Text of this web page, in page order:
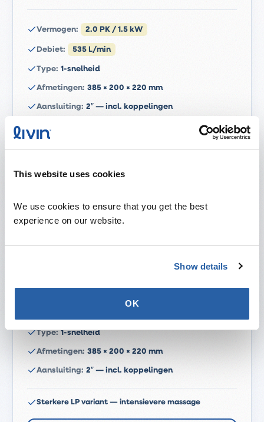
This website uses cookies
We use cookies to ensure that you get the best
experience on our website.
Show details
OK
Vermogen: 2.0 PK / 1.5 kW
Debiet: 535 L/min
Type: 1-snelheid
Afmetingen: 385 × 200 × 220 mm
Aansluiting: 2″ — incl. koppelingen
Klassieke jetpomp — eenvoudig, krachtig en
betrouwbaar
LP250
Type: 1-snelheid
Afmetingen: 385 × 200 × 220 mm
Aansluiting: 2″ — incl. koppelingen
Sterkere LP variant — intensievere massage